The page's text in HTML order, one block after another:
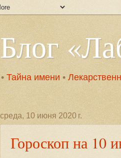
Блог
• Тайна имени •
среда, 10 июня 2020 г.
Гороскоп на 10